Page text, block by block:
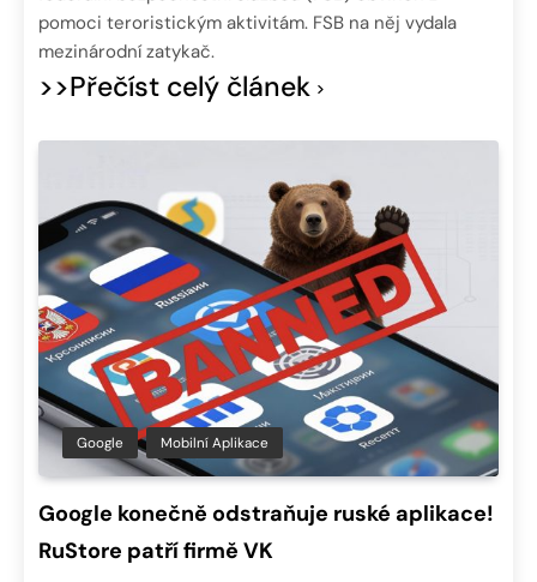
pomoci teroristickým aktivitám. FSB na něj vydala
mezinárodní zatykač.
>>Přečíst celý článek
Google Mobilní Aplikace
Google konečně odstraňuje ruské aplikace!
RuStore patří firmě VK